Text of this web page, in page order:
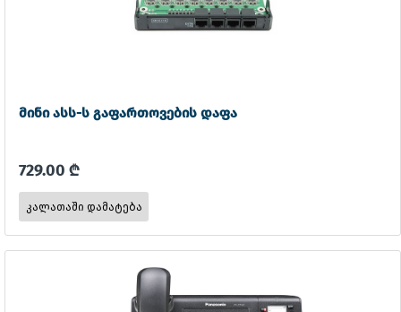
მინი ასს-ს გაფართოვების დაფა
729.00 ₾